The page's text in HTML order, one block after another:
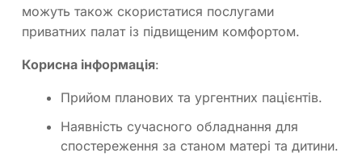
можуть також скористатися послугами
приватних палат із підвищеним комфортом.
Корисна інформація:
Прийом планових та ургентних пацієнтів.
Наявність сучасного обладнання для
спостереження за станом матері та дитини.